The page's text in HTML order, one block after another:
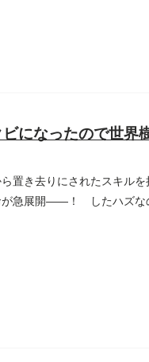
になったので世界
置き去りにされたスキル
が急展開――！ したハズな